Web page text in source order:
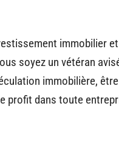
immobilier
soyez un vétéran
immobilière,
profit dans toute